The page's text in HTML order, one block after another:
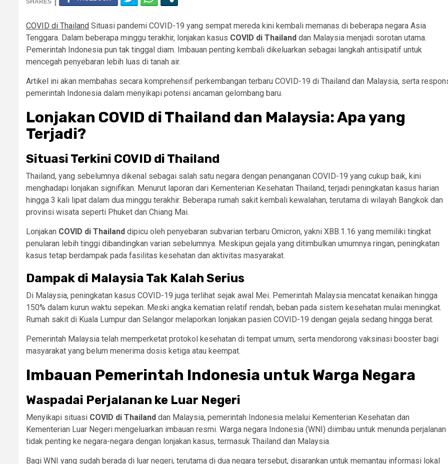
COVID di Thailand Situasi pandemi COVID-19 yang sempat mereda kini kembali memanas di beberapa negara Asia
Tenggara. Dalam beberapa minggu terakhir, lonjakan kasus COVID di Thailand dan Malaysia menjadi sorotan utama.
Pemerintah Indonesia pun tak tinggal diam. Imbauan penting kembali dikeluarkan sebagai langkah antisipatif untuk
mencegah penyebaran lebih luas di tanah air.
Artikel ini akan membahas secara komprehensif perkembangan terbaru COVID-19 di Thailand dan Malaysia, serta
pemerintah Indonesia dalam menyikapi potensi ancaman gelombang baru.
Lonjakan COVID di Thailand dan Malaysia: Apa yang
Terjadi?
Situasi Terkini COVID di Thailand
Thailand, yang sebelumnya dikenal sebagai salah satu negara dengan penanganan COVID-19 yang cukup baik, kini
menghadapi lonjakan signifikan. Menurut laporan dari Kementerian Kesehatan Thailand, terjadi peningkatan kasus harian
hingga 3 kali lipat dalam dua minggu terakhir. Beberapa rumah sakit kembali kewalahan, terutama di wilayah Bangkok dan
provinsi wisata seperti Phuket dan Chiang Mai.
Lonjakan COVID di Thailand dipicu oleh penyebaran subvarian terbaru Omicron, yakni XBB.1.16 yang memiliki tingkat
penularan lebih tinggi dibandingkan varian sebelumnya. Meskipun gejala yang ditimbulkan umumnya ringan, peningkatan
kasus tetap berdampak pada fasilitas kesehatan dan aktivitas masyarakat.
Dampak di Malaysia Tak Kalah Serius
Di Malaysia, peningkatan kasus COVID-19 juga terlihat sejak awal Mei. Pemerintah Malaysia mencatat kenaikan hingga
150% dalam kurun waktu sepekan. Meski angka kematian relatif rendah, beban pada sistem kesehatan mulai meningkat.
Rumah sakit di Kuala Lumpur dan Selangor melaporkan lonjakan pasien COVID-19 dengan gejala sedang hingga berat.
Pemerintah Malaysia telah memperketat protokol kesehatan di tempat umum, serta mendorong vaksinasi booster bagi
masyarakat yang belum menerima dosis ketiga atau keempat.
Imbauan Pemerintah Indonesia untuk Warga Negara
Waspadai Perjalanan ke Luar Negeri
Menyikapi situasi COVID di Thailand dan Malaysia, pemerintah Indonesia melalui Kementerian Kesehatan dan
Kementerian Luar Negeri mengeluarkan imbauan resmi. Warga negara Indonesia (WNI) diimbau untuk menunda perjalanan
tidak penting ke negara-negara dengan lonjakan kasus, termasuk Thailand dan Malaysia.
Bagi WNI yang sudah berada di luar negeri, terutama di dua negara tersebut, disarankan untuk memantau informasi lokal